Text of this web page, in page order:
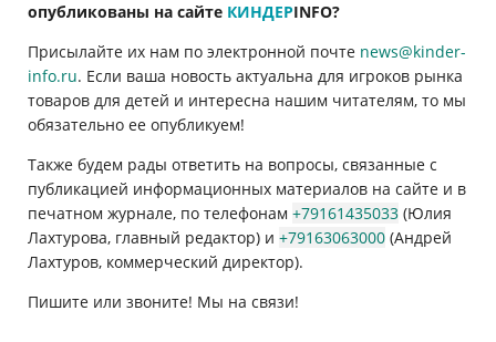
опубликованы на сайте КИНДЕРINFO?
Присылайте их нам по электронной почте news@kinder-
info.ru. Если ваша новость актуальна для игроков рынка
товаров для детей и интересна нашим читателям, то мы
обязательно ее опубликуем!
Также будем рады ответить на вопросы, связанные с
публикацией информационных материалов на сайте и в
печатном журнале, по телефонам +79161435033 (Юлия
Лахтурова, главный редактор) и +79163063000 (Андрей
Лахтуров, коммерческий директор).
Пишите или звоните! Мы на связи!